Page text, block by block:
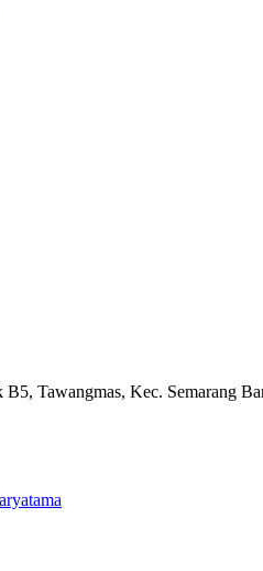
Tawangmas, Kec. Semarang